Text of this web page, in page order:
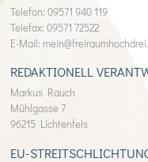
Telefon: 09571 940 119
Telefax: 09571 72522
E-Mail:
REDAKTIONELL
Markus Rauch
Mühlgasse 7
96215 Lichtenfels
EU-